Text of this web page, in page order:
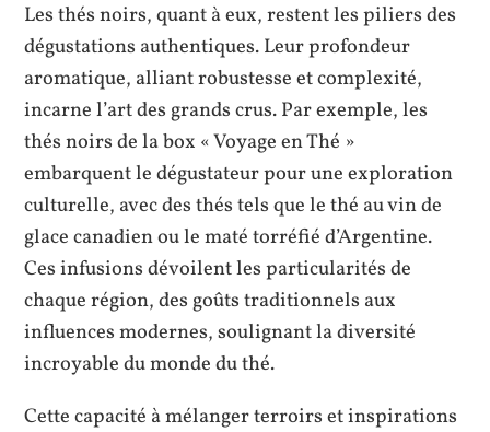
Les thés noirs, quant à eux, restent les piliers des
dégustations authentiques. Leur profondeur
aromatique, alliant robustesse et complexité,
incarne l’art des grands crus. Par exemple, les
thés noirs de la box « Voyage en Thé »
embarquent le dégustateur pour une exploration
culturelle, avec des thés tels que le thé au vin de
glace canadien ou le maté torréfié d’Argentine.
Ces infusions dévoilent les particularités de
chaque région, des goûts traditionnels aux
influences modernes, soulignant la diversité
incroyable du monde du thé.
Cette capacité à mélanger terroirs et inspirations